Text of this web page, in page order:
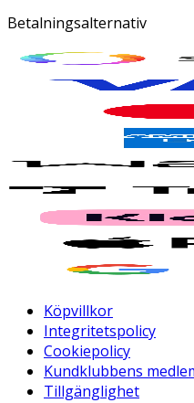
Betalningsalternativ
Köpvillkor
Integritetspolicy
Cookiepolicy
Kundklubbens
Tillgänglighet